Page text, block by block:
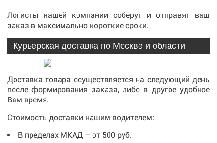
Логисты нашей компании соберут и отправят ваш
заказ в максимально короткие сроки.
Курьерская доставка по Москве и области
Доставка товара осуществляется на следующий день
после формирования заказа, либо в другое удобное
Вам время.
Стоимость доставки нашим водителем:
В пределах МКАД – от 500 руб.